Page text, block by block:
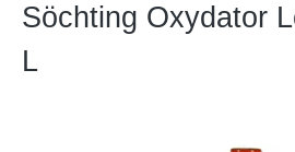
Söchting Oxydator
L